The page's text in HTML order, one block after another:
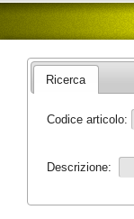
Ricerca
Codice articolo:
Descrizione: